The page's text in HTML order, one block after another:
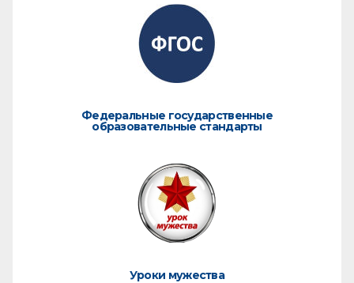
Федеральные государственные
образовательные стандарты
Уроки мужества